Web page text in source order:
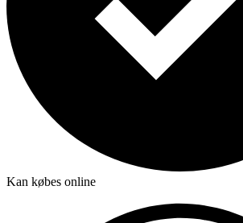
Kan købes online